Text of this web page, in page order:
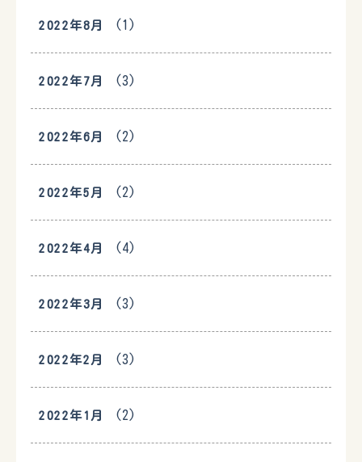
2022年8月 (1)
2022年7月 (3)
2022年6月 (2)
2022年5月 (2)
2022年4月 (4)
2022年3月 (3)
2022年2月 (3)
2022年1月 (2)